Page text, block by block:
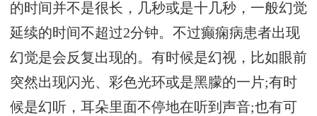
的时间并不是很长，几秒或是十几秒，一般幻觉
延续的时间不超过2分钟。不过癫痫病患者出现
幻觉是会反复出现的。有时候是幻视，比如眼前
突然出现闪光、彩色光环或是黑朦的一片;有时
候是幻听，耳朵里面不停地在听到声音;也有可